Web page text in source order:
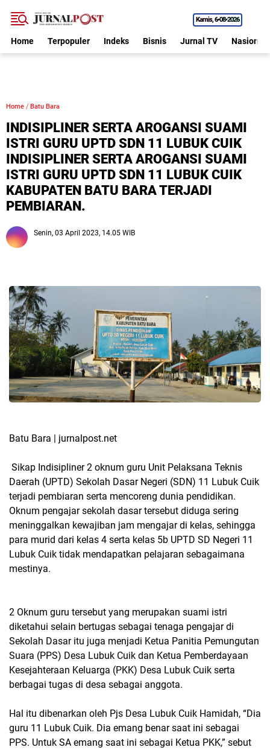
Kamis 6•08•2026
Home Terpopuler Indeks Bisnis Jurnal TV Nasional
Home / Batu Bara
INDISIPLINER SERTA AROGANSI SUAMI
ISTRI GURU UPTD SDN 11 LUBUK CUIK
INDISIPLINER SERTA AROGANSI SUAMI
ISTRI GURU UPTD SDN 11 LUBUK CUIK
KABUPATEN BATU BARA TERJADI
PEMBIARAN.
Senin, 03 April 2023, 14.05 WIB
Batu Bara | jurnalpost.net
Sikap Indisipliner 2 oknum guru Unit Pelaksana Teknis
Daerah (UPTD) Sekolah Dasar Negeri (SDN) 11 Lubuk Cuik
terjadi pembiaran serta mencoreng dunia pendidikan.
Oknum pengajar sekolah dasar tersebut diduga sering
meninggalkan kewajiban jam mengajar di kelas, sehingga
para murid dari kelas 4 serta kelas 5b UPTD SD Negeri 11
Lubuk Cuik tidak mendapatkan pelajaran sebagaimana
mestinya.
2 Oknum guru tersebut yang merupakan suami istri
diketahui selain bertugas sebagai tenaga pengajar di
Sekolah Dasar itu juga menjadi Ketua Panitia Pemungutan
Suara (PPS) Desa Lubuk Cuik dan Ketua Pemberdayaan
Kesejahteraan Keluarga (PKK) Desa Lubuk Cuik serta
berbagai tugas di desa sebagai anggota.
Hal itu dibenarkan oleh Pjs Desa Lubuk Cuik Hamidah, “Dia
guru 11 Lubuk Cuik. Dia emang benar saat ini sebagai
PPS. Untuk SA emang saat ini sebagai Ketua PKK,” sebut